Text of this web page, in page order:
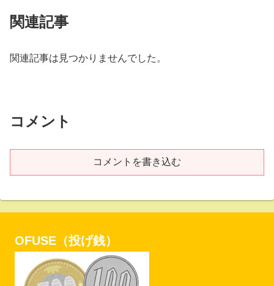
関連記事
関連記事は見つかりませんでした。
コメント
コメントを書き込む
OFUSE（投げ銭）